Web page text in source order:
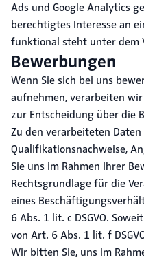
Ads und Google Analytics
berechtigtes Interesse an
funktional steht unter dem
Bewerbungen
Wenn Sie sich bei uns
aufnehmen, verarbeiten
zur Entscheidung über die
Zu den verarbeiteten Daten
Qualifikationsnachweise,
Sie uns im Rahmen Ihrer
Rechtsgrundlage für die
eines
6 Abs. 1 lit. c DSGVO.
von Art. 6 Abs. 1 lit. f
Wir bitten Sie, uns im